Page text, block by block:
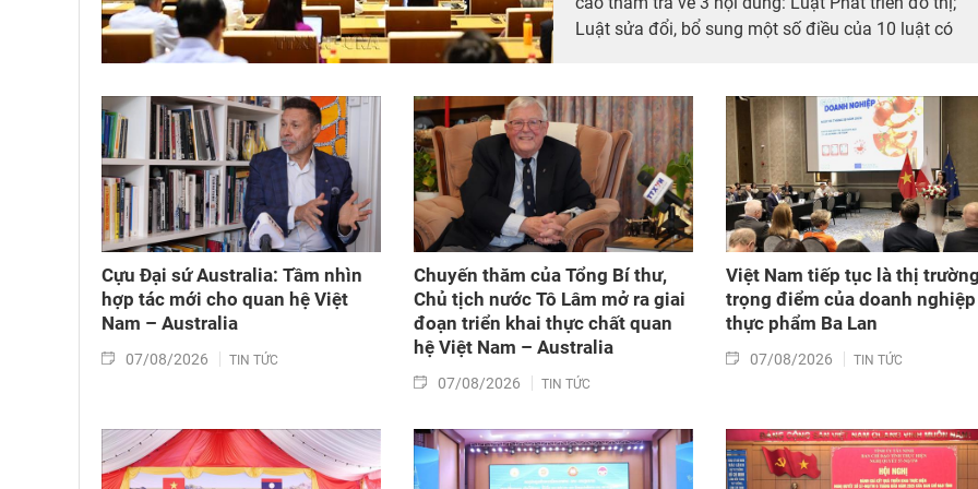
Luật sửa đổi, bổ sung một số điều của 10 luật có
Luật sửa đổi, bổ sung một số điều của Luật Tần số
vô tuyến điện, Luật Viễn thông, Luật Giao dịch điện
tử và Luật Chuyển giao công nghệ. Sau đó, Quốc
thảo luận ở tổ về 3 dự án Luật trên.
Cựu Đại sứ Australia: Tầm nhìn
hợp tác mới cho quan hệ Việt
Nam – Australia
07/08/2026 TIN TỨC
Chuyến thăm của Tổng Bí thư,
Chủ tịch nước Tô Lâm mở ra giai
đoạn triển khai thực chất quan
hệ Việt Nam – Australia
07/08/2026 TIN TỨC
Việt Nam tiếp tục là thị
trọng điểm của doanh nghiệp
thực phẩm Ba Lan
07/08/2026 TIN TỨC